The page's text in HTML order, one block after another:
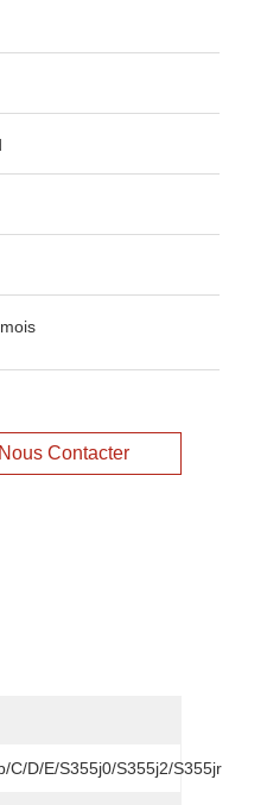
Nous Contacter
C/D/E/S355j0/S355j2/S355jr